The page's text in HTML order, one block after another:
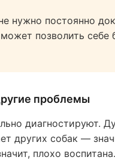
нужно постоянно
позволить себе
проблемы
диагностируют.
других собак —
плохо воспитана.